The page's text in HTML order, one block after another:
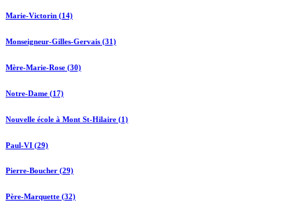
Marie-Victorin (14)
Monseigneur-Gilles-Gervais (31)
Mère-Marie-Rose (30)
Notre-Dame (17)
Nouvelle école à Mont St-Hilaire (1)
Paul-VI (29)
Pierre-Boucher (29)
Père-Marquette (32)